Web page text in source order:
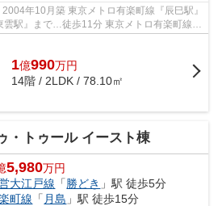
駅』まで…徒歩11分 東京メトロ有楽町線・
ゆりかもめ『豊洲駅』まで…徒歩18分 ...
1億990万円
14階 / 2LDK / 78.10㎡
・トゥール イースト棟
5,980万円
大江戸線 「 勝どき 」駅 徒歩5分
町線 「 月島 」駅 徒歩15分